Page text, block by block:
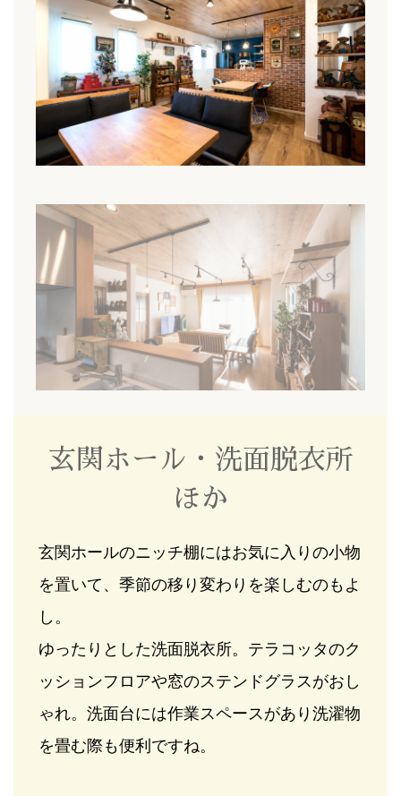
玄関ホール・洗面脱衣所
ほか
玄関ホールのニッチ棚にはお気に入りの小物
を置いて、季節の移り変わりを楽しむのもよ
し。
ゆったりとした洗面脱衣所。テラコッタのク
ッションフロアや窓のステンドグラスがおし
ゃれ。洗面台には作業スペースがあり洗濯物
を畳む際も便利ですね。